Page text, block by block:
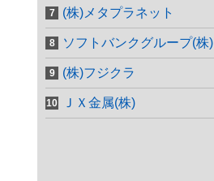
(株)メタプラネット
ソフトバンクグループ(株)
(株)フジクラ
ＪＸ金属(株)